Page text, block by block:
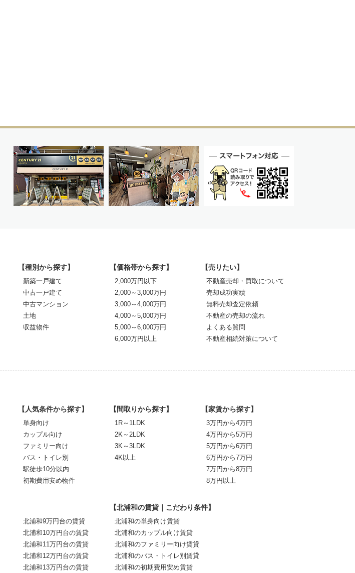
【種別から探す】
新築一戸建て
中古一戸建て
中古マンション
土地
収益物件
【価格帯から探す】
2,000万円以下
2,000～3,000万円
3,000～4,000万円
4,000～5,000万円
5,000～6,000万円
6,000万円以上
【売りたい】
不動産売却・買取について
売却成功実績
無料売却査定依頼
不動産の売却の流れ
よくある質問
不動産相続対策について
【人気条件から探す】
単身向け
カップル向け
ファミリー向け
バス・トイレ別
駅徒歩10分以内
初期費用安め物件
【間取りから探す】
1R～1LDK
2K～2LDK
3K～3LDK
4K以上
【家賃から探す】
3万円から4万円
4万円から5万円
5万円から6万円
6万円から7万円
7万円から8万円
8万円以上
北浦和9万円台の賃貸
北浦和10万円台の賃貸
北浦和11万円台の賃貸
北浦和12万円台の賃貸
北浦和13万円台の賃貸
【北浦和の賃貸｜こだわり条件】
北浦和の単身向け賃貸
北浦和のカップル向け賃貸
北浦和のファミリー向け賃貸
北浦和のバス・トイレ別賃貸
北浦和の初期費用安め賃貸